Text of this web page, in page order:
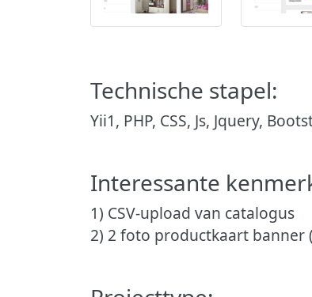
Technische stapel:
Yii1, PHP, CSS, Js, Jquery,
Interessante
1) CSV-upload van catalogus
2) 2 foto productkaart banner